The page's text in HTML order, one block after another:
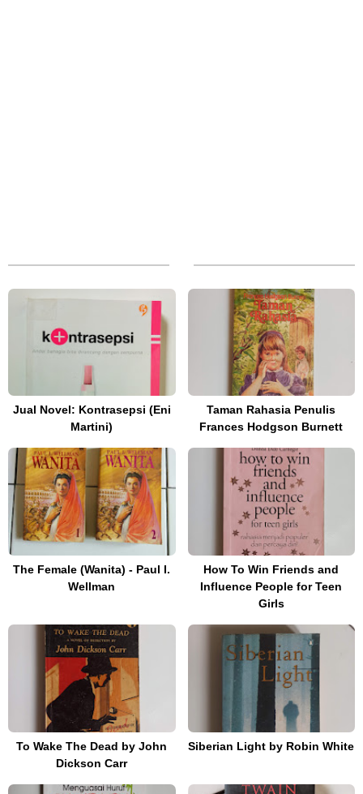
Jual Novel: Kontrasepsi (Eni
Martini)
Taman Rahasia Penulis
Frances Hodgson Burnett
The Female (Wanita) - Paul I.
Wellman
How To Win Friends and
Influence People for Teen
Girls
To Wake The Dead by John
Dickson Carr
Siberian Light by Robin White